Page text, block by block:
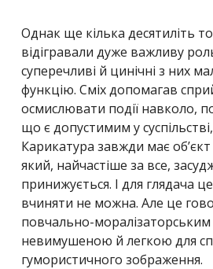
Однак ще кілька десятиліть
відігравали дуже важливу
суперечливі й цинічні з них
функцію. Сміх допомагав
осмислювати події навколо,
що є допустимим у
Карикатура завжди має
який, найчастіше за все,
принижується. І для глядача
вчиняти не можна. Але це
повчально-
невимушеною й легкою для
гумористичного зображення.